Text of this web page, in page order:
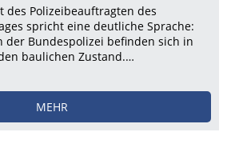
des Polizeibeauftragten des
spricht eine deutliche Sprache:
der Bundespolizei befinden sich in
baulichen Zustand.…
MEHR